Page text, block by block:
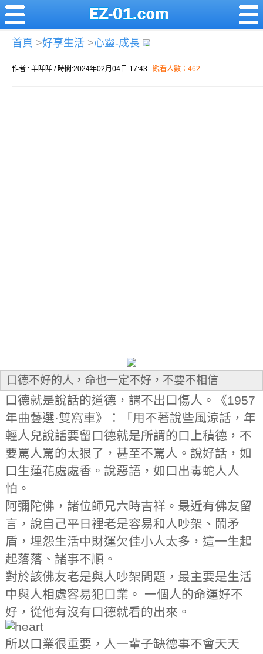
首頁 >好享生活 >心靈-成長
作者 : 羊咩咩 / 時間:2024年02月04日 17:43 觀看人數：462
口德不好的人，命也一定不好，不要不相信
口德就是說話的道德，謂不出口傷人。《1957
年曲藝選·雙窩車》：「用不著說些風涼話，年
輕人兒說話要留口德就是所謂的口上積德，不
要罵人罵的太狠了，甚至不罵人。說好話，如
口生蓮花處處香。說惡語，如口出毒蛇人人
怕。
阿彌陀佛，諸位師兄六時吉祥。最近有佛友留
言，說自己平日裡老是容易和人吵架、鬧矛
盾，埋怨生活中財運欠佳小人太多，這一生起
起落落、諸事不順。
對於該佛友老是與人吵架問題，最主要是生活
中與人相處容易犯口業。 一個人的命運好不
好，從他有沒有口德就看的出來。
所以口業很重要，人一輩子缺德事不會天天